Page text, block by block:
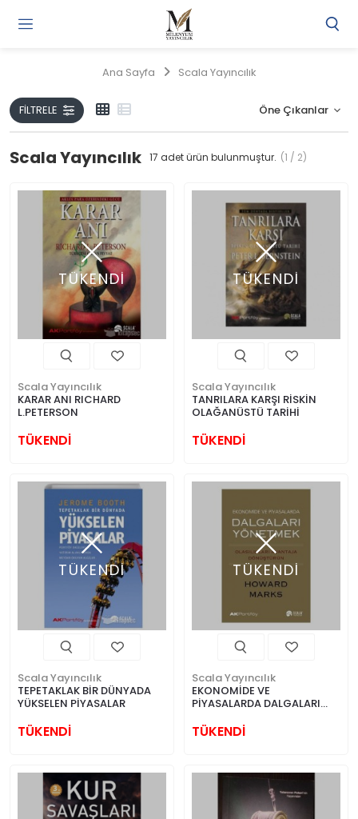
Ana Sayfa Scala Yayıncılık
FILTRELE
Scala Yayıncılık 17 adet ürün bulunmuştur. (1 / 2)
TÜKENDİ
Scala Yayıncılık
KARAR ANI RICHARD
L.PETERSON
TÜKENDİ
TÜKENDİ
Scala Yayıncılık
TANRILARA KARŞI RİSKİN
OLAĞANÜSTÜ TARİHİ
TÜKENDİ
TÜKENDİ
Scala Yayıncılık
TEPETAKLAK BİR DÜNYADA
YÜKSELEN PİYASALAR
TÜKENDİ
TÜKENDİ
Scala Yayıncılık
EKONOMİDE VE
PİYASALARDA DALGALARI
TÜKENDİ